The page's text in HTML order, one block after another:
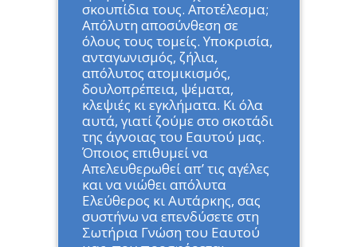
σκουπίδια τους. Αποτέλεσμα;
Απόλυτη αποσύνθεση σε
όλους τους τομείς. Υποκρισία,
ανταγωνισμός, ζήλια,
απόλυτος ατομικισμός,
δουλοπρέπεια, ψέματα,
κλεψιές κι εγκλήματα. Κι όλα
αυτά, γιατί ζούμε στο σκοτάδι
της άγνοιας του Εαυτού μας.
Όποιος επιθυμεί να
Απελευθερωθεί απ’ τις αγέλες
και να νιώθει απόλυτα
Ελεύθερος κι Αυτάρκης, σας
συστήνω να επενδύσετε στη
Σωτήρια Γνώση του Εαυτού